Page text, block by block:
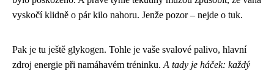
vyskočí klidně o pár kilo nahoru. Jenže pozor – nejde o tuk.
Pak je tu ještě glykogen. Tohle je vaše svalové palivo, hlavní
zdroj energie při namáhavém tréninku. A tady je háček: každý